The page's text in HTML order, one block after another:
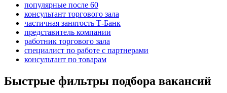
популярные после 60
консультант торгового зала
частичная занятость Т-Банк
представитель компании
работник торгового зала
специалист по работе с партнерами
консультант по товарам
Быстрые фильтры подбора вакансий